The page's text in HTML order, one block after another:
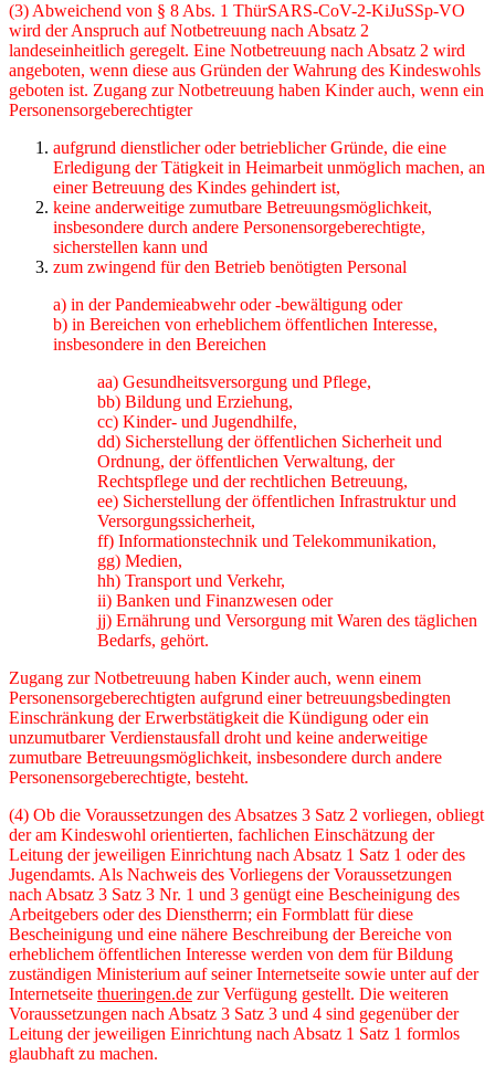
(3) Abweichend von § 8 Abs. 1 ThürSARS-CoV-2-KiJuSSp-VO
wird der Anspruch auf Notbe­treuung nach Absatz 2
landeseinheitlich geregelt. Eine Notbetreuung nach Absatz 2 wird
an­geboten, wenn diese aus Gründen der Wahrung des Kindeswohls
geboten ist. Zugang zur Notbetreuung haben Kinder auch, wenn ein
Personensorgeberechtigter
aufgrund dienstlicher oder betrieblicher Gründe, die eine
Erledigung der Tätigkeit in Heim­arbeit unmöglich machen, an
einer Betreuung des Kindes gehindert ist,
keine anderweitige zumutbare Betreuungsmöglichkeit,
insbesondere durch andere Perso­nensorgeberechtigte,
sicherstellen kann und
zum zwingend für den Betrieb benötigten Personal
a) in der Pandemieabwehr oder -bewältigung oder
b) in Bereichen von erheblichem öffentlichen Interesse,
insbesondere in den Bereichen
aa) Gesundheitsversorgung und Pflege,
bb) Bildung und Erziehung,
cc) Kinder- und Jugendhilfe,
dd) Sicherstellung der öffentlichen Sicherheit und
Ordnung, der öffentlichen Verwaltung, der
Rechtspflege und der rechtlichen Betreuung,
ee) Sicherstellung der öffentlichen Infrastruktur und
Versorgungssicherheit,
ff) Informationstechnik und Telekommunikation,
gg) Medien,
hh) Transport und Verkehr,
ii) Banken und Finanzwesen oder
jj) Ernährung und Versorgung mit Waren des täglichen
Bedarfs, gehört.
Zugang zur Notbetreuung haben Kinder auch, wenn einem
Personensorgeberechtigten auf­grund einer betreuungsbedingten
Einschränkung der Erwerbstätigkeit die Kündigung oder ein
unzumutbarer Verdienstausfall droht und keine anderweitige
zumutbare Betreuungsmöglich­keit, insbesondere durch andere
Personensorgeberechtigte, besteht.
(4) Ob die Voraussetzungen des Absatzes 3 Satz 2 vorliegen, obliegt
der am Kindeswohl orientierten, fachlichen Einschätzung der
Leitung der jeweiligen Einrichtung nach Absatz 1 Satz 1 oder des
Jugendamts. Als Nachweis des Vorliegens der Voraussetzungen
nach Ab­satz 3 Satz 3 Nr. 1 und 3 genügt eine Bescheinigung des
Arbeitgebers oder des Dienstherrn; ein Formblatt für diese
Bescheinigung und eine nähere Beschreibung der Bereiche von
erheb­lichem öffentlichen Interesse werden von dem für Bildung
zuständigen Ministerium auf seiner Internetseite sowie unter auf der
Internetseite thueringen.de zur Verfügung gestellt. Die weiteren
Voraussetzungen nach Absatz 3 Satz 3 und 4 sind gegenüber der
Leitung der jewei­ligen Einrichtung nach Absatz 1 Satz 1 formlos
glaubhaft zu machen.